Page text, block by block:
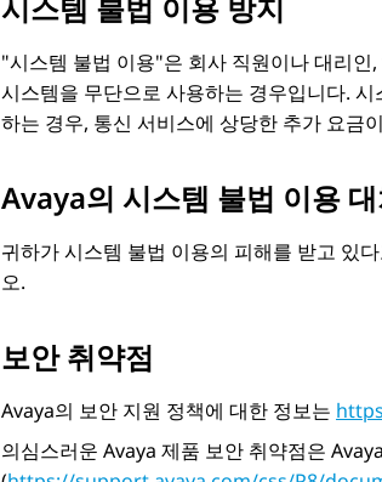
시스템 불법 이용 방지
시스템 불법 이용 은 회사 직원이나 대리인
시스템을 무단으로 사용하는 경우입니다.
하는 경우, 통신 서비스에 상당한 추가 요금
Avaya의 시스템 불법 이용
귀하가 시스템 불법 이용의 피해를 받고 있
오.
보안 취약점
Avaya의 보안 지원 정책에 대한 정보는
의심스러운 Avaya 제품 보안 취약점은 Avaya